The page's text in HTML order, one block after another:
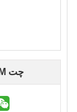
چت IM آنلاین در حال حاضر